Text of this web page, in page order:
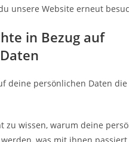
unsere Website erneut
in Bezug auf
deine persönlichen Daten
zu wissen, warum deine